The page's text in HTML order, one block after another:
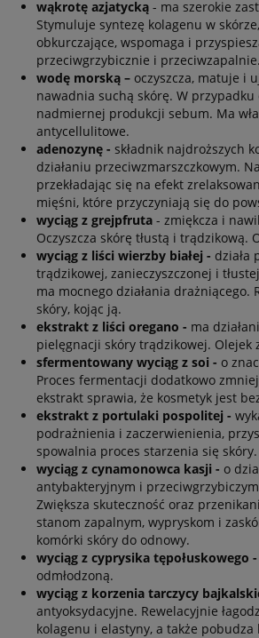
wąkrotę azjatycką - ma szerokie
Stymuluje syntezę kolagenu w
obkurczające, wspomaga i
przeciwgrzybicznie i przeciwzapalnie.
wodę morską – oczyszcza, matuje i
nawadnia suchą skórę. W przypadku
nadmiernej produkcji sebum. Ma
antycellulitowe.
adenozynę - składnik najdroższych
działaniu przeciwzmarszczkowym.
przekładając się na efekt
mięśni, które przyczyniają się do
wyciąg z grejpfruta - zmiękcza i
Oczyszcza skórę tłustą i trądzikową.
wyciąg z liści wierzby białej - działa
trądzikowej, zanieczyszczonej i
ma mocnego działania drażniącego.
skóry, kojąc ją.
ekstrakt z liści oregano - ma
pielęgnacji skóry trądzikowej.
sfermentowany wyciąg z soi - o
Proces fermentacji dodatkowo
ekstrakt sprawia, że kosmetyk jest
ekstrakt z portulaki pospolitej -
podrażnienia i zaczerwienienia,
spowalnia proces starzenia się skóry.
wyciąg z cynamonowca kasji - o
antybakteryjnym i
Zwiększa skuteczność oraz
stanom zapalnym, wypryskom i
komórki skóry do odnowy.
wyciąg z cyprysika tępołuskowego -
odmłodzoną.
wyciąg z korzenia tarczycy
antyoksydacyjne. Rewelacyjnie
kolagenu i elastyny, a także